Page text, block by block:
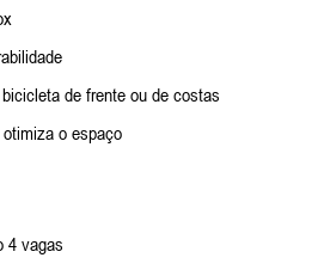
de frente ou de costas
o espaço
4 vagas